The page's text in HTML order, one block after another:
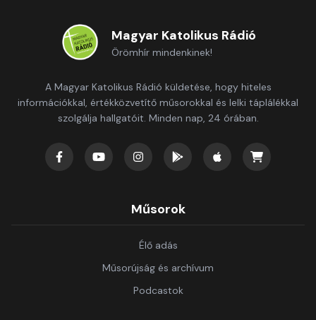
Magyar Katolikus Rádió
Örömhír mindenkinek!
A Magyar Katolikus Rádió küldetése, hogy hiteles
információkkal, értékközvetítő műsorokkal és lelki táplálékkal
szolgálja hallgatóit. Minden nap, 24 órában.
Műsorok
Élő adás
Műsorújság és archívum
Podcastok